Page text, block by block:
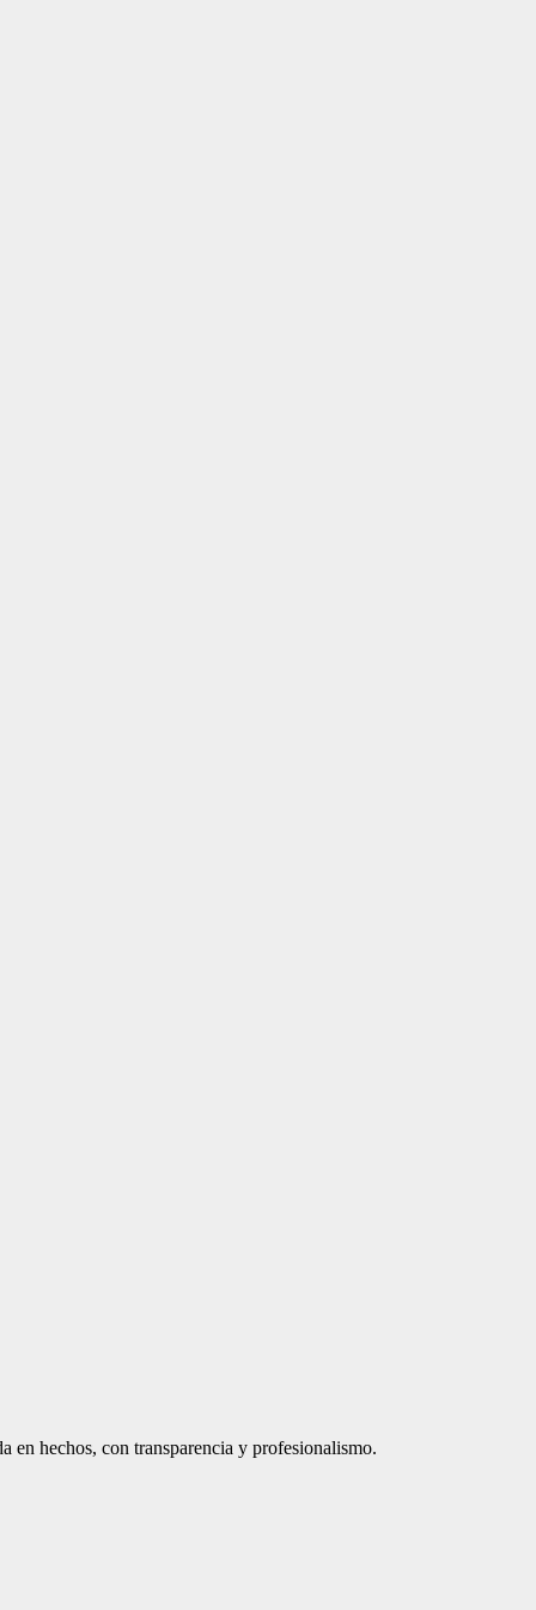
en hechos, con transparencia y profesionalismo.